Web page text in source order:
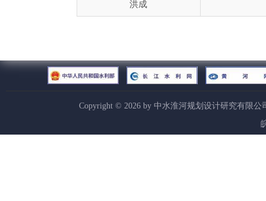
洪成
Copyright © 2026by 中水淮河规划设计研究有限公